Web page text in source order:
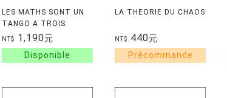
LES MATHS SONT UN
TANGO A TROIS
TEMPS
NT$ 1,190元
LA THEORIE DU CHAOS
NT$ 440元